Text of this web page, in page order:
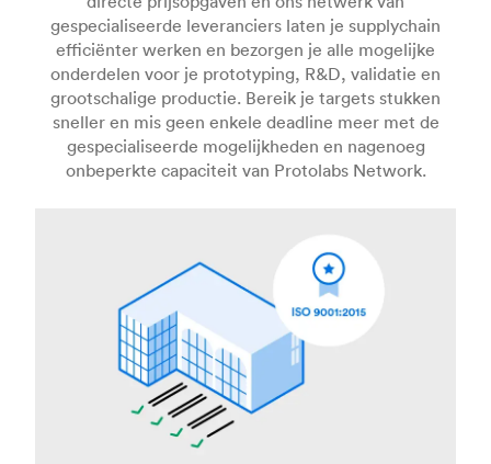
gespecialiseerde leveranciers laten je supplychain
efficiënter werken en bezorgen je alle mogelijke
onderdelen voor je prototyping, R&D, validatie en
grootschalige productie. Bereik je targets stukken
sneller en mis geen enkele deadline meer met de
gespecialiseerde mogelijkheden en nagenoeg
onbeperkte capaciteit van Protolabs Network.